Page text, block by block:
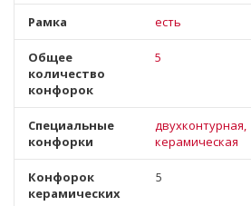
Рамка есть
Общее
количество
конфорок
5
Специальные
конфорки
двухконтурная,
керамическая
Конфорок
керамических
5